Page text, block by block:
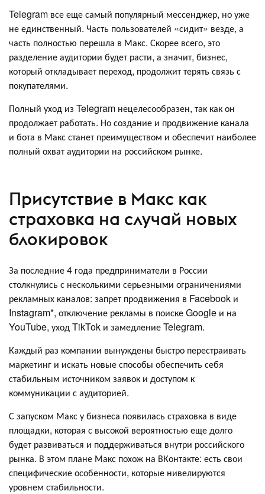
Telegram все еще самый популярный мессенджер, но уже
не единственный. Часть пользователей «сидит» везде, а
часть полностью перешла в Макс. Скорее всего, это
разделение аудитории будет расти, а значит, бизнес,
который откладывает переход, продолжит терять связь с
покупателями.
Полный уход из Telegram нецелесообразен, так как он
продолжает работать. Но создание и продвижение канала
и бота в Макс станет преимуществом и обеспечит наиболее
полный охват аудитории на российском рынке.
Присутствие в Макс как
страховка на случай новых
блокировок
За последние 4 года предприниматели в России
столкнулись с несколькими серьезными ограничениями
рекламных каналов: запрет продвижения в Facebook и
Instagram*, отключение рекламы в поиске Google и на
YouTube, уход TikTok и замедление Telegram.
Каждый раз компании вынуждены быстро перестраивать
маркетинг и искать новые способы обеспечить себя
стабильным источником заявок и доступом к
коммуникации с аудиторией.
С запуском Макс у бизнеса появилась страховка в виде
площадки, которая с высокой вероятностью еще долго
будет развиваться и поддерживаться внутри российского
рынка. В этом плане Макс похож на ВКонтакте: есть свои
специфические особенности, которые нивелируются
уровнем стабильности.